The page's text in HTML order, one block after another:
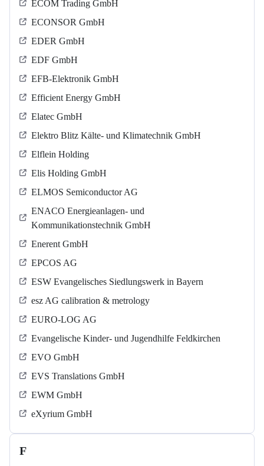
ECOM Trading GmbH
ECONSOR GmbH
EDER GmbH
EDF GmbH
EFB-Elektronik GmbH
Efficient Energy GmbH
Elatec GmbH
Elektro Blitz Kälte- und Klimatechnik GmbH
Elflein Holding
Elis Holding GmbH
ELMOS Semiconductor AG
ENACO Energieanlagen- und
Kommunikationstechnik GmbH
Enerent GmbH
EPCOS AG
ESW Evangelisches Siedlungswerk in Bayern
esz AG calibration & metrology
EURO-LOG AG
Evangelische Kinder- und Jugendhilfe Feldkirchen
EVO GmbH
EVS Translations GmbH
EWM GmbH
eXyrium GmbH
F